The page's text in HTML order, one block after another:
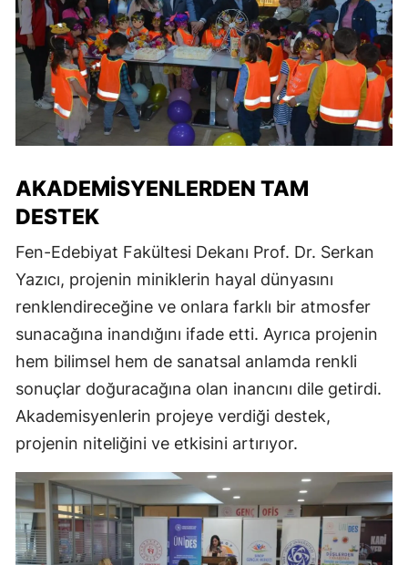
AKADEMISYENLERDEN TAM
DESTEK
Fen-Edebiyat Fakültesi Dekanı Prof. Dr. Serkan
Yazıcı, projenin miniklerin hayal dünyasını
renklendireceğine ve onlara farklı bir atmosfer
sunacağına inandığını ifade etti. Ayrıca projenin
hem bilimsel hem de sanatsal anlamda renkli
sonuçlar doğuracağına olan inancını dile getirdi.
Akademisyenlerin projeye verdiği destek,
projenin niteliğini ve etkisini artırıyor.